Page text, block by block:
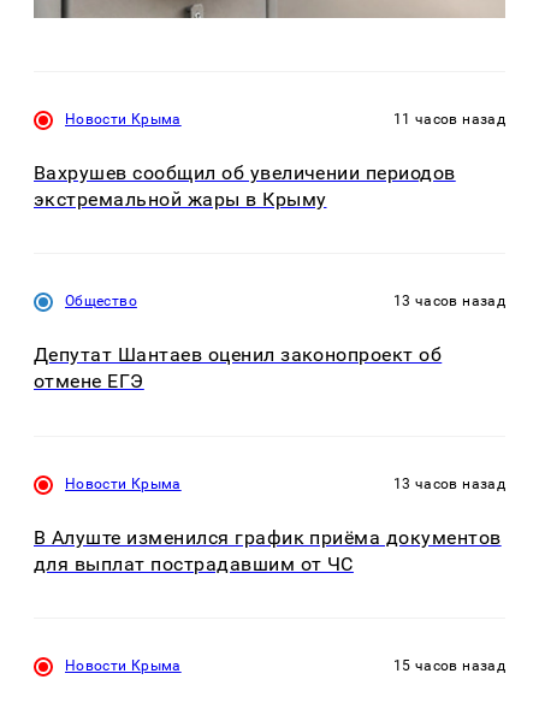
Новости Крыма 11 часов назад
Вахрушев сообщил об увеличении периодов
экстремальной жары в Крыму
Общество 13 часов назад
Депутат Шантаев оценил законопроект об
отмене ЕГЭ
Новости Крыма 13 часов назад
В Алуште изменился график приёма документов
для выплат пострадавшим от ЧС
Новости Крыма 15 часов назад